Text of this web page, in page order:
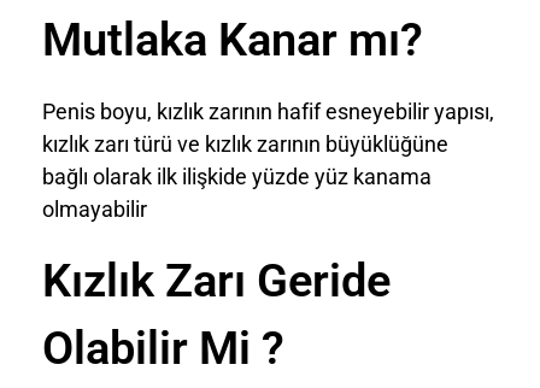
Mutlaka Kanar mı?
Penis boyu, kızlık zarının hafif esneyebilir yapısı,
kızlık zarı türü ve kızlık zarının büyüklüğüne
bağlı olarak ilk ilişkide yüzde yüz kanama
olmayabilir
Kızlık Zarı Geride
Olabilir Mi ?